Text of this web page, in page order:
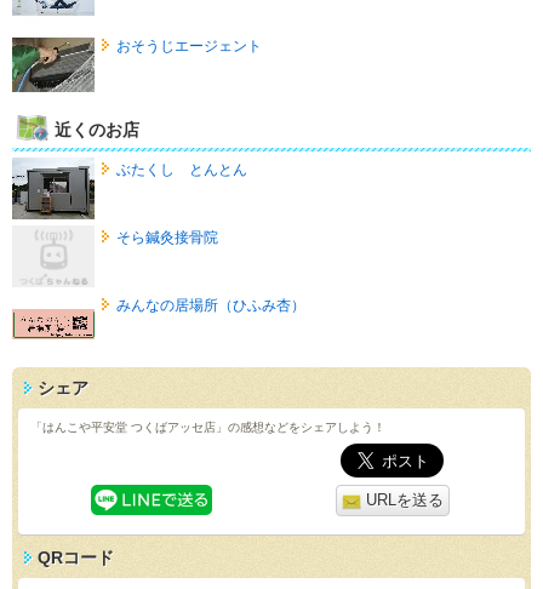
おそうじエージェント
近くのお店
ぶたくし とんとん
そら鍼灸接骨院
みんなの居場所（ひふみ杏）
シェア
「はんこや平安堂 つくばアッセ店」の感想などをシェアしよう！
URLを送る
QRコード